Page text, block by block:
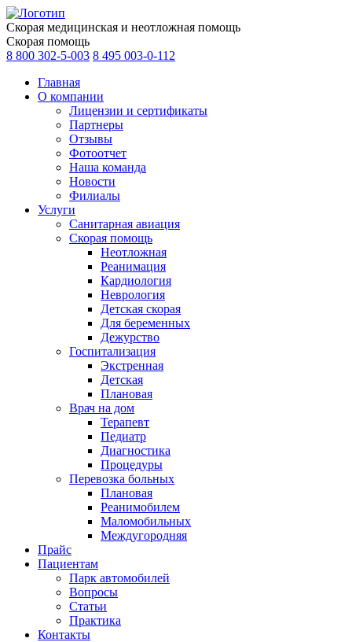
Скорая медицинская и неотложная помощь
Скорая помощь
8 800 302-5-003 8 495 003-0-112
Главная
О компании
Лицензии и сертификаты
Партнеры
Отзывы
Фотоотчет
Наша команда
Новости
Филиалы
Услуги
Санитарная авиация
Скорая помощь
Неотложная
Реанимация
Кардиология
Неврология
Детская скорая
Для беременных
Дежурство
Госпитализация
Экстренная
Детская
Плановая
Врач на дом
Терапевт
Педиатр
Диагностика
Процедуры
Перевозка больных
Плановая
Реанимобилем
Маломобильных
Междугородняя
Прайс
Пациентам
Парк автомобилей
Вопросы
Статьи
Практика
Контакты